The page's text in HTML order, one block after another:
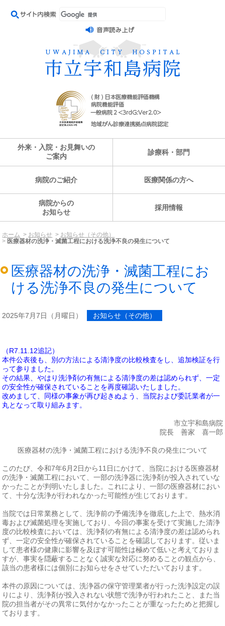
外来・入院・お見舞いの
ご案内
診療科・部門
病院のご紹介 医療関係の方へ
病院からの
お知らせ
採用情報
ホーム お知らせ
お知らせ（その他）
医療器材の洗浄・滅菌工程における洗浄不良の発生について
医療器材の洗浄・滅菌工程にお
ける洗浄不良の発生について
2025年7月7日（月曜日） お知らせ（その他）
（R7.11.12追記）
本件公表後も、別の方法による清浄度の比較検査をし、追加検証を行
って参りました。
その結果、やはり洗浄剤の有無による清浄度の差は認められず、一定
の安全性が確保されていることを再度確認いたしました。
改めまして、同様の事象が再び起きぬよう、当院および委託業者が一
丸となって取り組みます。
市立宇和島病院
院長 善家 喜一郎
医療器材の洗浄・滅菌工程における洗浄不良の発生について
このたび、令和7年6月2日から11日にかけて、当院における医療器材
の洗浄・滅菌工程において、一部の洗浄器に洗浄剤が投入されていな
かったことが判明いたしました。これにより、一部の医療器材におい
て、十分な洗浄が行われなかった可能性が生じております。
当院では日常業務として、洗浄前の予備洗浄を徹底した上で、熱水消
毒および滅菌処理を実施しており、今回の事案を受けて実施した清浄
度の比較検査においては、洗浄剤の有無による清浄度の差は認められ
ず、一定の安全性が確保されていることを確認しております。従いま
して患者様の健康に影響を及ぼす可能性は極めて低いと考えておりま
すが、事実を隠蔽することなく誠実な対応に努めることの観点から、
該当の患者様には個別にお知らせをさせていただいております。
本件の原因については、洗浄器の保守管理業者が行った洗浄設定の誤
りにより、洗浄剤が投入されない状態で洗浄が行われたこと、また当
院の担当者がその異常に気付かなかったことが重なったためと把握し
ております。